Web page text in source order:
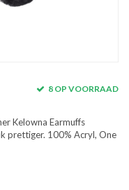
8 OP VOORRAAD
Kelowna Earmuffs
prettiger. 100% Acryl, One